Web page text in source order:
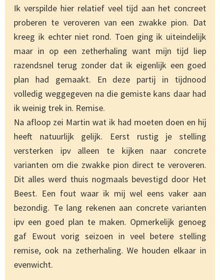
Ik verspilde hier relatief veel tijd aan het concreet
proberen te veroveren van een zwakke pion. Dat
kreeg ik echter niet rond. Toen ging ik uiteindelijk
maar in op een zetherhaling want mijn tijd liep
razendsnel terug zonder dat ik eigenlijk een goed
plan had gemaakt. En deze partij in tijdnood
volledig weggegeven na die gemiste kans daar had
ik weinig trek in. Remise.
Na afloop zei Martin wat ik had moeten doen en hij
heeft natuurlijk gelijk. Eerst rustig je stelling
versterken ipv alleen te kijken naar concrete
varianten om die zwakke pion direct te veroveren.
Dit alles werd thuis nogmaals bevestigd door Het
Beest. Een fout waar ik mij wel eens vaker aan
bezondig. Te lang rekenen aan concrete varianten
ipv een goed plan te maken. Opmerkelijk genoeg
gaf Ewout vorig seizoen in veel betere stelling
remise, ook na zetherhaling. We houden elkaar in
evenwicht.